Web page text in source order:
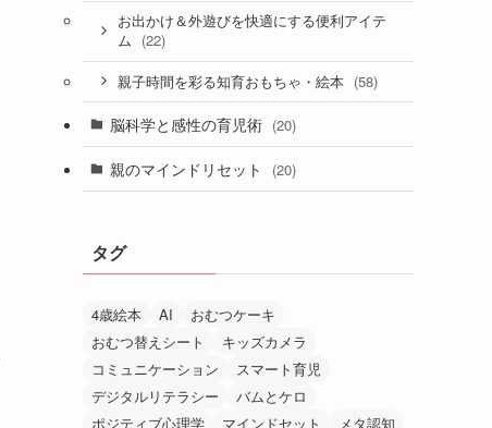
お出かけ＆外遊びを快適にする便利アイテ
ム
(22)
親子時間を彩る知育おもちゃ・絵本 (58)
脳科学と感性の育児術 (20)
親のマインドリセット (20)
タグ
4歳絵本 AI
おむつケーキ
おむつ替えシート
キッズカメラ
コミュニケーション
スマート育児
デジタルリテラシー
バムとケロ
ポジティブ心理学
マインドセット メタ認知